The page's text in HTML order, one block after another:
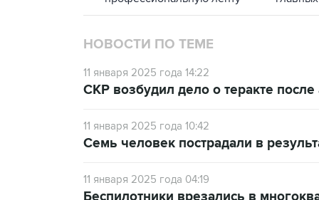
НОВОСТИ ПО ТЕМЕ
11 января 2025 года 14:22
СКР возбудил дело о теракте
11 января 2025 года 10:42
Семь человек пострадали в
11 января 2025 года 04:19